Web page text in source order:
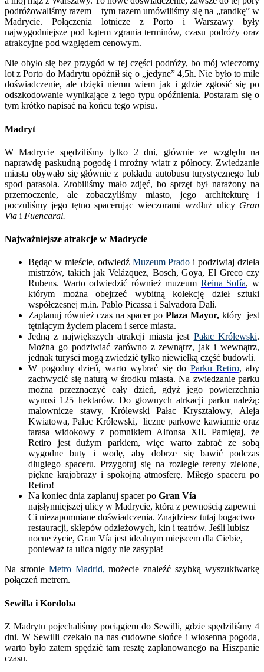
podróżowaliśmy razem – tym razem umówiliśmy się na „randkę” w
Madrycie. Połączenia lotnicze z Porto i Warszawy były
najwygodniejsze pod kątem zgrania terminów, czasu podróży oraz
atrakcyjne pod względem cenowym.
Nie obyło się bez przygód w tej części podróży, bo mój wieczorny
lot z Porto do Madrytu opóźnił się o „jedyne” 4,5h. Nie było to miłe
doświadczenie, ale dzięki niemu wiem jak i gdzie zgłosić się po
odszkodowanie wynikające z tego typu opóźnienia. Postaram się o
tym krótko napisać na końcu tego wpisu.
Madryt
W Madrycie spędziliśmy tylko 2 dni, głównie ze względu na
naprawdę paskudną pogodę i mroźny wiatr z północy. Zwiedzanie
miasta obywało się głównie z pokładu autobusu turystycznego lub
spod parasola. Zrobiliśmy mało zdjęć, bo sprzęt był narażony na
przemoczenie, ale zobaczyliśmy miasto, jego architekturę i
poczuliśmy jego tętno spacerując wieczorami wzdłuż ulicy Gran
Via i Fuencaral.
Najważniejsze atrakcje w Madrycie
Będąc w mieście, odwiedź Muzeum Prado i podziwiaj dzieła
mistrzów, takich jak Velázquez, Bosch, Goya, El Greco czy
Rubens. Warto odwiedzić również muzeum Reina Sofía, w
którym można obejrzeć wybitną kolekcję dzieł sztuki
współczesnej m.in. Pablo Picassa i Salvadora Dalí.
Zaplanuj również czas na spacer poPlaza Mayor,który jest
tętniącym życiem placem i serce miasta.
Jedną z największych atrakcji miasta jest Pałac Królewski.
Można go podziwiać zarówno z zewnątrz, jak i wewnątrz,
jednak turyści mogą zwiedzić tylko niewielką część budowli.
W pogodny dzień, warto wybrać się do Parku Retiro, aby
zachwycić się naturą w środku miasta. Na zwiedzanie parku
można przeznaczyć cały dzień, gdyż jego powierzchnia
wynosi 125 hektarów. Do głownych atrkacji parku należą:
malownicze stawy, Królewski Pałac Kryształowy, Aleja
Kwiatowa, Pałac Królewski, liczne parkowe kawiarnie oraz
tarasa widokowy z pomnikiem Alfonsa XII. Pamiętaj, że
Retiro jest dużym parkiem, więc warto zabrać ze sobą
wygodne buty i wodę, aby dobrze się bawić podczas
długiego spaceru. Przygotuj się na rozległe tereny zielone,
piękne krajobrazy i spokojną atmosferę. Miłego spaceru po
Retiro!
Na koniec dnia zaplanuj spacer po Gran Vía –
najsłynniejszej ulicy w Madrycie, która z pewnością zapewni
Ci niezapomniane doświadczenia. Znajdziesz tutaj bogactwo
restauracji, sklepów odzieżowych, kin i teatrów. Jeśli lubisz
nocne życie, Gran Vía jest idealnym miejscem dla Ciebie,
ponieważ ta ulica nigdy nie zasypia!
Na stronie Metro Madrid, możecie znaleźć szybką wyszukiwarkę
połączeń metrem.
Sewilla i Kordoba
Z Madrytu pojechaliśmy pociągiem do Sewilli, gdzie spędziliśmy 4
dni. W Sewilli czekało na nas cudowne słońce i wiosenna pogoda,
warto było zatem spędzić tam resztę zaplanowanego na Hiszpanie
czasu.